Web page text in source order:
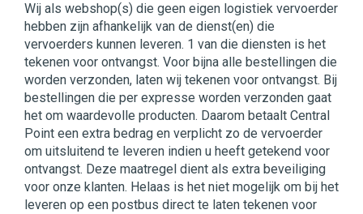
Wij als webshop(s) die geen eigen logistiek vervoerder
hebben zijn afhankelijk van de dienst(en) die
vervoerders kunnen leveren. 1 van die diensten is het
tekenen voor ontvangst. Voor bijna alle bestellingen die
worden verzonden, laten wij tekenen voor ontvangst. Bij
bestellingen die per expresse worden verzonden gaat
het om waardevolle producten. Daarom betaalt Central
Point een extra bedrag en verplicht zo de vervoerder
om uitsluitend te leveren indien u heeft getekend voor
ontvangst. Deze maatregel dient als extra beveiliging
voor onze klanten. Helaas is het niet mogelijk om bij het
leveren op een postbus direct te laten tekenen voor